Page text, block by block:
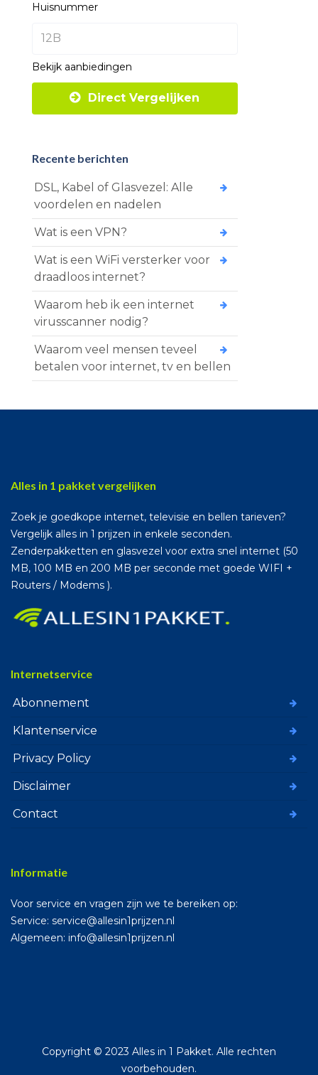
Huisnummer
Bekijk aanbiedingen
Direct Vergelijken
Recente berichten
DSL, Kabel of Glasvezel: Alle
voordelen en nadelen
Wat is een VPN?
Wat is een WiFi versterker voor
draadloos internet?
Waarom heb ik een internet
virusscanner nodig?
Waarom veel mensen teveel
betalen voor internet, tv en bellen
Alles in 1 pakket vergelijken
Zoek je goedkope internet, televisie en bellen tarieven?
Vergelijk alles in 1 prijzen in enkele seconden.
Zenderpakketten en glasvezel voor extra snel internet (50
MB, 100 MB en 200 MB per seconde met goede WIFI +
Routers / Modems ).
Internetservice
Abonnement
Klantenservice
Privacy Policy
Disclaimer
Contact
Informatie
Voor service en vragen zijn we te bereiken op:
Service: service@allesin1prijzen.nl
Algemeen: info@allesin1prijzen.nl
Copyright © 2023 Alles in 1 Pakket. Alle rechten
voorbehouden.